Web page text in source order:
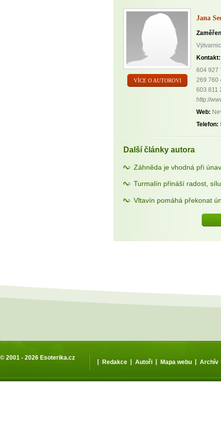
VÍCE O AUTOROVI
Jana
Kontakt:
604 927
269 760
603 811
http://
Web:
Telefon:
Další články autora
Záhněda je vhodná při
Turmalín přináší radost,
Vltavín pomáhá překonat
© 2001 - 2026 Esoterika.cz
| Redakce | Autoři | Mapa webu | Archív